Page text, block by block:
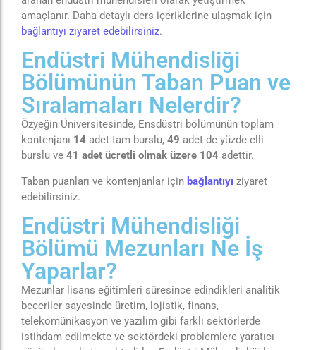
amaçlanır. Daha detaylı ders içeriklerine ulaşmak için
bağlantıyı ziyaret edebilirsiniz.
Endüstri Mühendisliği
Bölümünün Taban Puan ve
Sıralamaları Nelerdir?
Özyeğin Üniversitesinde, Ensdüstri bölümünün toplam
kontenjanı 14 adet tam burslu, 49 adet de yüzde elli
burslu ve 41 adet ücretli olmak üzere 104 adettir.
Taban puanları ve kontenjanlar için bağlantıyı ziyaret
edebilirsiniz.
Endüstri Mühendisliği
Bölümü Mezunları Ne İş
Yaparlar?
Mezunlar lisans eğitimleri süresince edindikleri analitik
beceriler sayesinde üretim, lojistik, finans,
telekomünikasyon ve yazılım gibi farklı sektörlerde
istihdam edilmekte ve sektördeki problemlere yaratıcı